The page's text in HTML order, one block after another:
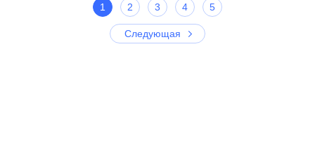
1 2 3 4 5
Следующая